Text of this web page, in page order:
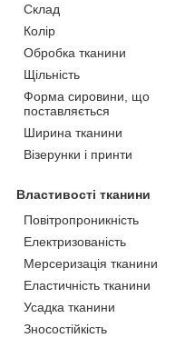
Склад
Колір
Обробка тканини
Щільність
Форма сировини, що
поставляється
Ширина тканини
Візерунки і принти
Властивості тканини
Повітропроникність
Електризованість
Мерсеризація тканини
Еластичність тканини
Усадка тканини
Зносостійкість